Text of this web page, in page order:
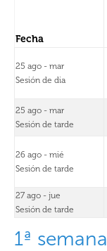
Fecha
25 ago - mar
Sesión de dia
25 ago - mar
Sesión de tarde
26 ago - mié
Sesión de tarde
27 ago - jue
Sesión de tarde
1ª semana